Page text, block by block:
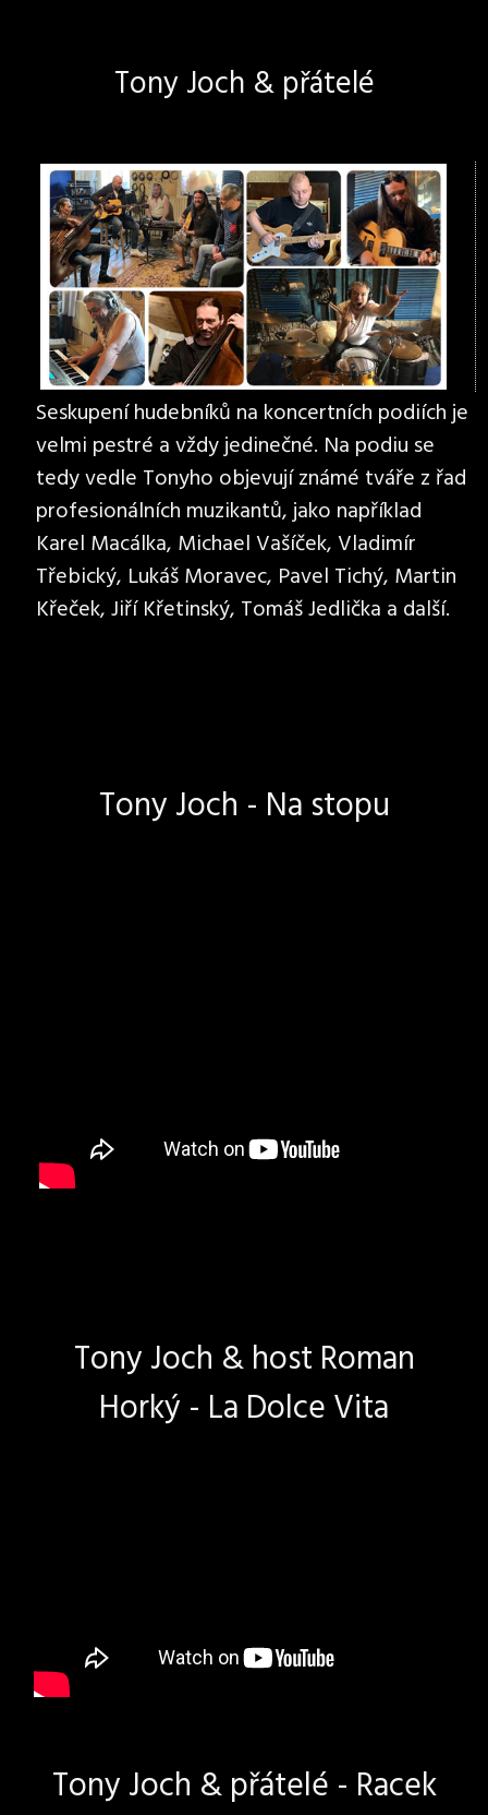
Tony Joch & přátelé
Seskupení hudebníků na koncertních podiích je
velmi pestré a vždy jedinečné. Na podiu se
tedy vedle Tonyho objevují známé tváře z řad
profesionálních muzikantů, jako například
Karel Macálka, Michael Vašíček, Vladimír
Třebický, Lukáš Moravec, Pavel Tichý, Martin
Křeček, Jiří Křetinský, Tomáš Jedlička a další.
Tony Joch - Na stopu
Tony Joch & host Roman
Horký - La Dolce Vita
Tony Joch & přátelé - Racek